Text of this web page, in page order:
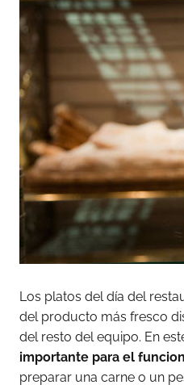
Los platos del día del
del producto más fresco
del resto del equipo. En
importante para el
preparar una carne o un